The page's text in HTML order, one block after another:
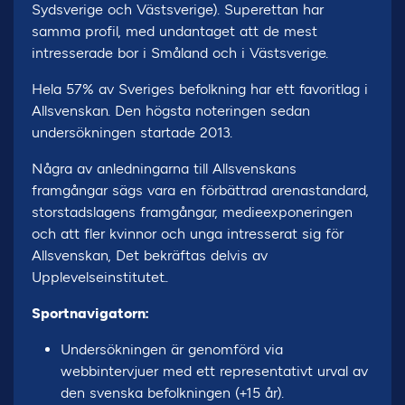
Sydsverige och Västsverige). Superettan har
samma profil, med undantaget att de mest
intresserade bor i Småland och i Västsverige.
Hela 57% av Sveriges befolkning har ett favoritlag i
Allsvenskan. Den högsta noteringen sedan
undersökningen startade 2013.
Några av anledningarna till Allsvenskans
framgångar sägs vara en förbättrad arenastandard,
storstadslagens framgångar, medieexponeringen
och att fler kvinnor och unga intresserat sig för
Allsvenskan, Det bekräftas delvis av
Upplevelseinstitutet..
Sportnavigatorn:
Undersökningen är genomförd via
webbintervjuer med ett representativt urval av
den svenska befolkningen (+15 år).